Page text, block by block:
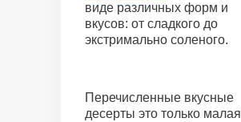
виде различных форм и
вкусов: от сладкого до
экстримально соленого.
Перечисленные вкусные
десерты это только малая